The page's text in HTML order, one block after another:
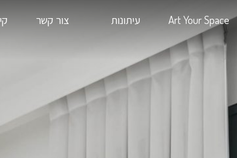
עיתונות צור קשר קיימות